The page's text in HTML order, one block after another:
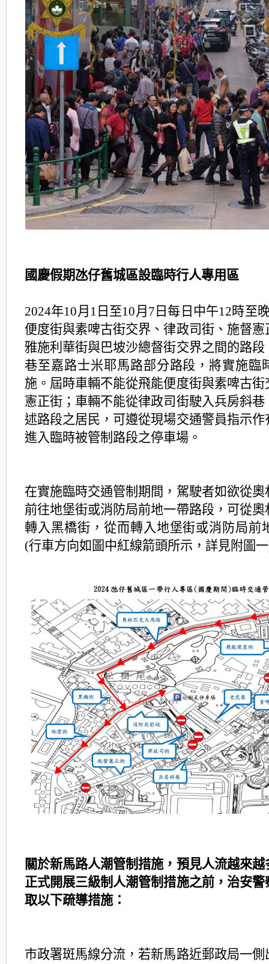
國慶假期氹仔舊城區設臨時行人專用區
2024年10月1日至10月7日每日中午12時至
便度街與素啤古街交界、律政司街、施督憲
雅施利華街與巴坡沙總督街交界之間的路段
巷至嘉路士米耶馬路部分路段，將實施臨
施。屆時車輛不能從飛能便度街與素啤古街
憲正街；車輛不能從律政司街駛入兵房斜巷
述路段之居民，可遵從現場交通警員指示作
進入臨時被管制路段之停車場。
在實施臨時交通管制期間，駕駛者如欲從奧
前往地堡街或消防局前地一帶路段，可從奧
轉入黑橋街，從而轉入地堡街或消防局前
(行車方向如圖中紅線箭頭所示，詳見附圖
關於新馬路人潮管制措施，預見人流越來
正式開展三級制人潮管制措施之前，治安警
取以下疏導措施：
市政署斑馬線分流，若新馬路近郵政局一側